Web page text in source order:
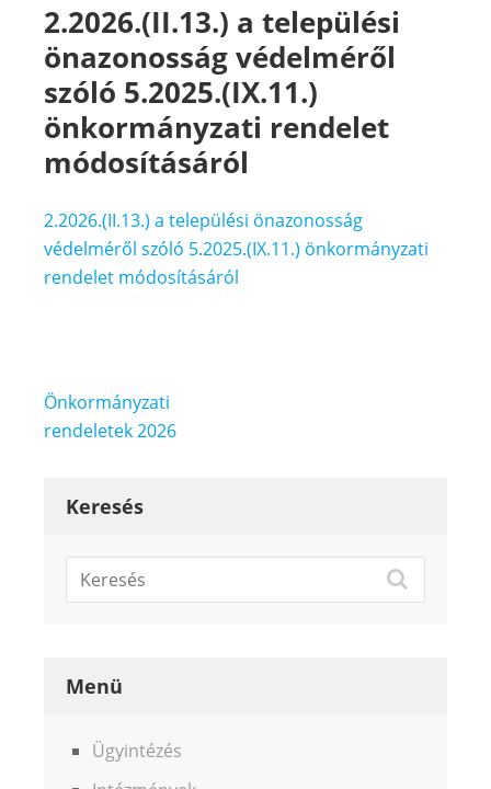
2.2026.(II.13.) a települési
önazonosság védelméről
szóló 5.2025.(IX.11.)
önkormányzati rendelet
módosításáról
2.2026.(II.13.) a települési önazonosság
védelméről szóló 5.2025.(IX.11.) önkormányzati
rendelet módosításáról
Bejegyzés
navigáció
Önkormányzati
rendeletek 2026
Keresés
Menü
Ügyintézés